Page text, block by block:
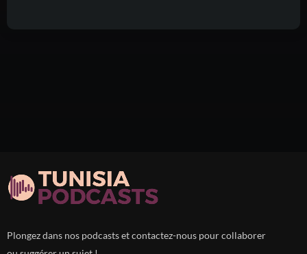
Plongez dans nos podcasts et contactez-nous pour collaborer